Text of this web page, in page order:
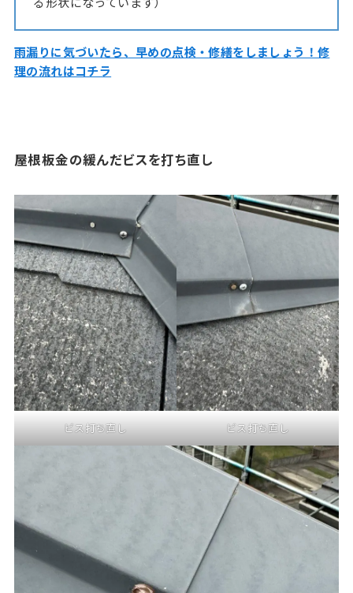
雨漏りに気づいたら、早めの点検・修繕をしましょう！修
理の流れはコチラ
屋根板金の緩んだビスを打ち直し
ビス打ち直し ビス打ち直し